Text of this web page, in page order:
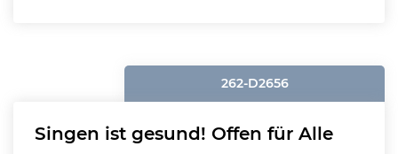
262-D2656
Singen ist gesund! Offen für Alle